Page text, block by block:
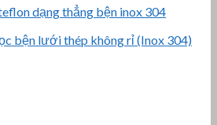
bện lưới thép không rỉ (Inox 304)